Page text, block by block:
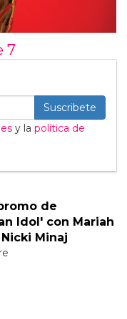
7
Suscribete
y la política de
de
Idol' con Mariah
Minaj